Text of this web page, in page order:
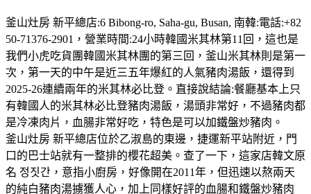
釜山灶房 新平總店:6 Bibong-ro, Saha-gu, Busan, 南韓:電話:+82
50-71376-2901，營業時間:24小時韓國米其林第11回，這也是
我們小虎吃貨團韓國米其林團的第三回，釜山米其林則是第一
次，第一天的中午是近三五年爆紅的人氣豬肉湯飯，還得到
2025-26連續兩年的米其林必比登。直接說結論:餐廳基本上只
有韓國人的米其林必比登豬肉湯飯，湯頭非常好，不過豬肉都
是冷凍肉片，血腸非常好吃，特色是可以加鐵盤炒豬肉。
釜山灶房 新平總店位於乙淑島的東邊，捷運新平站附近，門
口的巴士站就有一整排的櫻花超美。查了一下，這家店韓文原
名 정짓간，意指小廚房，好像開在2011年，但迅速以熬兩天
的純白豬肉湯擄獲人心，加上同樣好評的血腸和鐵盤炒豬肉